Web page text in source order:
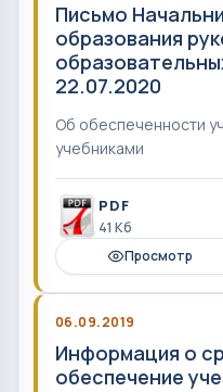
Письмо
образования
22.07.2020
Об обеспеченности
учебниками
PDF
41 Кб
Просмотр
06.09.2019
Информация о
обеспечение